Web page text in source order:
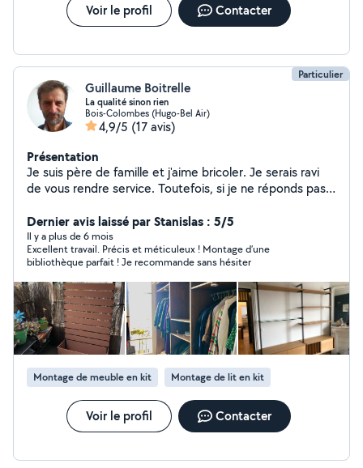
Voir le profil Contacter
Particulier
Guillaume Boitrelle
La qualité sinon rien
Bois-Colombes (Hugo-Bel Air)
4,9/5 (17 avis)
Présentation
Je suis père de famille et j'aime bricoler. Je serais ravi
de vous rendre service. Toutefois, si je ne réponds pas à
4 réponses dans le mois et à 2km maximum autour de
Bois-Colombes. J'en suis désolé. Je monte des
meubles, étagères, ponce les parquets, fais de la
peinture, vous aide à évacuer vos déchets, taille votre
haie et votre pelouse, nettoie vitres, terrasses et
autres, peut convoyer personnes, colis, meubles petits
et moyens et peut aussi devenir votre partenaire multi
sport ! ️ Je loue plusieurs outils filaires : scie circulaire,
scie sauteuse, perceuse, perforateur, multitool, petite
ponceuse multi fonction. Je ne pratique que le travail
soigné et mets tout en œuvre pour être fiable et digne
de votre confiance. Au plaisir de vous rencontrer !
Dernier avis laissé par Stanislas : 5/5
Il y a plus de 6 mois
Excellent travail. Précis et méticuleux ! Montage d’une
bibliothèque parfait ! Je recommande sans hésiter
Montage de meuble en kit Montage de lit en kit
Voir le profil Contacter